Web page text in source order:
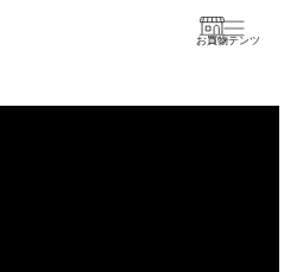
お買物
コンテンツ